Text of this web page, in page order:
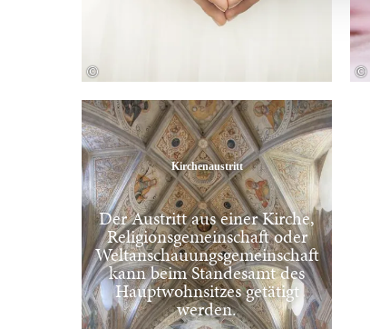
© ©
Kirchenaustritt
Der Austritt aus einer Kirche,
Religionsgemeinschaft oder
Weltanschauungsgemeinschaft
kann beim Standesamt des
Hauptwohnsitzes getätigt
werden.